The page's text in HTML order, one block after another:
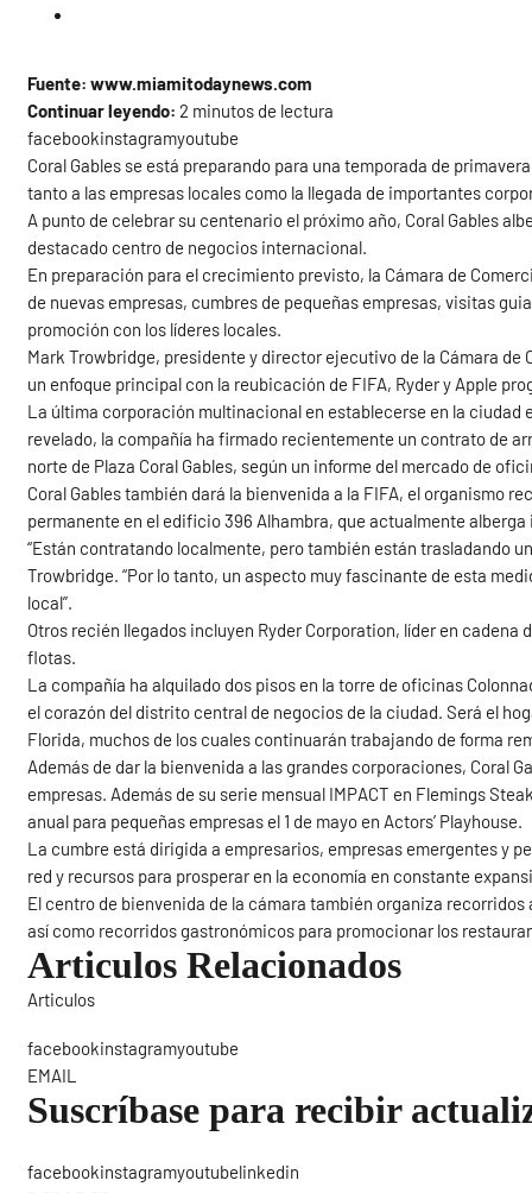
Fuente: www.miamitodaynews.com
Continuar leyendo: 2 minutos de lectura
facebookinstagramyoutube
Coral Gables se está preparando para una temporada de
tanto a las empresas locales como la llegada de importantes
A punto de celebrar su centenario el próximo año, Coral Gables
destacado centro de negocios internacional.
En preparación para el crecimiento previsto, la Cámara de
de nuevas empresas, cumbres de pequeñas empresas, visitas
promoción con los líderes locales.
Mark Trowbridge, presidente y director ejecutivo de la Cámara
un enfoque principal con la reubicación de FIFA, Ryder y Apple
La última corporación multinacional en establecerse en la ciudad
revelado, la compañía ha firmado recientemente un contrato de
norte de Plaza Coral Gables, según un informe del mercado de
Coral Gables también dará la bienvenida a la FIFA, el organismo
permanente en el edificio 396 Alhambra, que actualmente
“Están contratando localmente, pero también están trasladando
Trowbridge. “Por lo tanto, un aspecto muy fascinante de esta
local”.
Otros recién llegados incluyen Ryder Corporation, líder en
flotas.
La compañía ha alquilado dos pisos en la torre de oficinas
el corazón del distrito central de negocios de la ciudad. Será el
Florida, muchos de los cuales continuarán trabajando de forma
Además de dar la bienvenida a las grandes corporaciones, Coral
empresas. Además de su serie mensual IMPACT en Flemings
anual para pequeñas empresas el 1 de mayo en Actors’ Playhouse.
La cumbre está dirigida a empresarios, empresas emergentes y
red y recursos para prosperar en la economía en constante
El centro de bienvenida de la cámara también organiza
así como recorridos gastronómicos para promocionar los
Articulos Relacionados
Articulos
facebookinstagramyoutube
EMAIL
Suscríbase para recibir
facebookinstagramyoutubelinkedin